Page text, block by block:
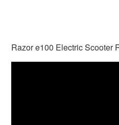
Razor e100 Electric Scooter